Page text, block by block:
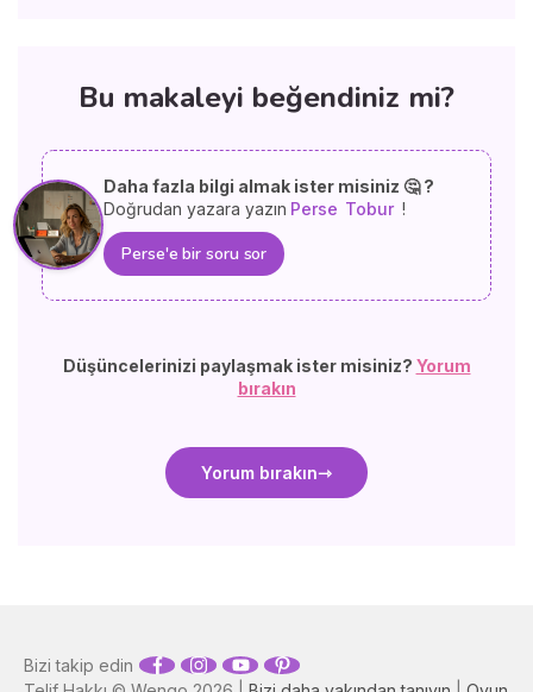
Bu makaleyi beğendiniz mi?
Daha fazla bilgi almak ister misiniz 🤔 ?
Doğrudan yazara yazın Perse Tobur !
Perse'e bir soru sor
Düşüncelerinizi paylaşmak ister misiniz? Yorum
bırakın
Yorum bırakın
Bizi takip edin